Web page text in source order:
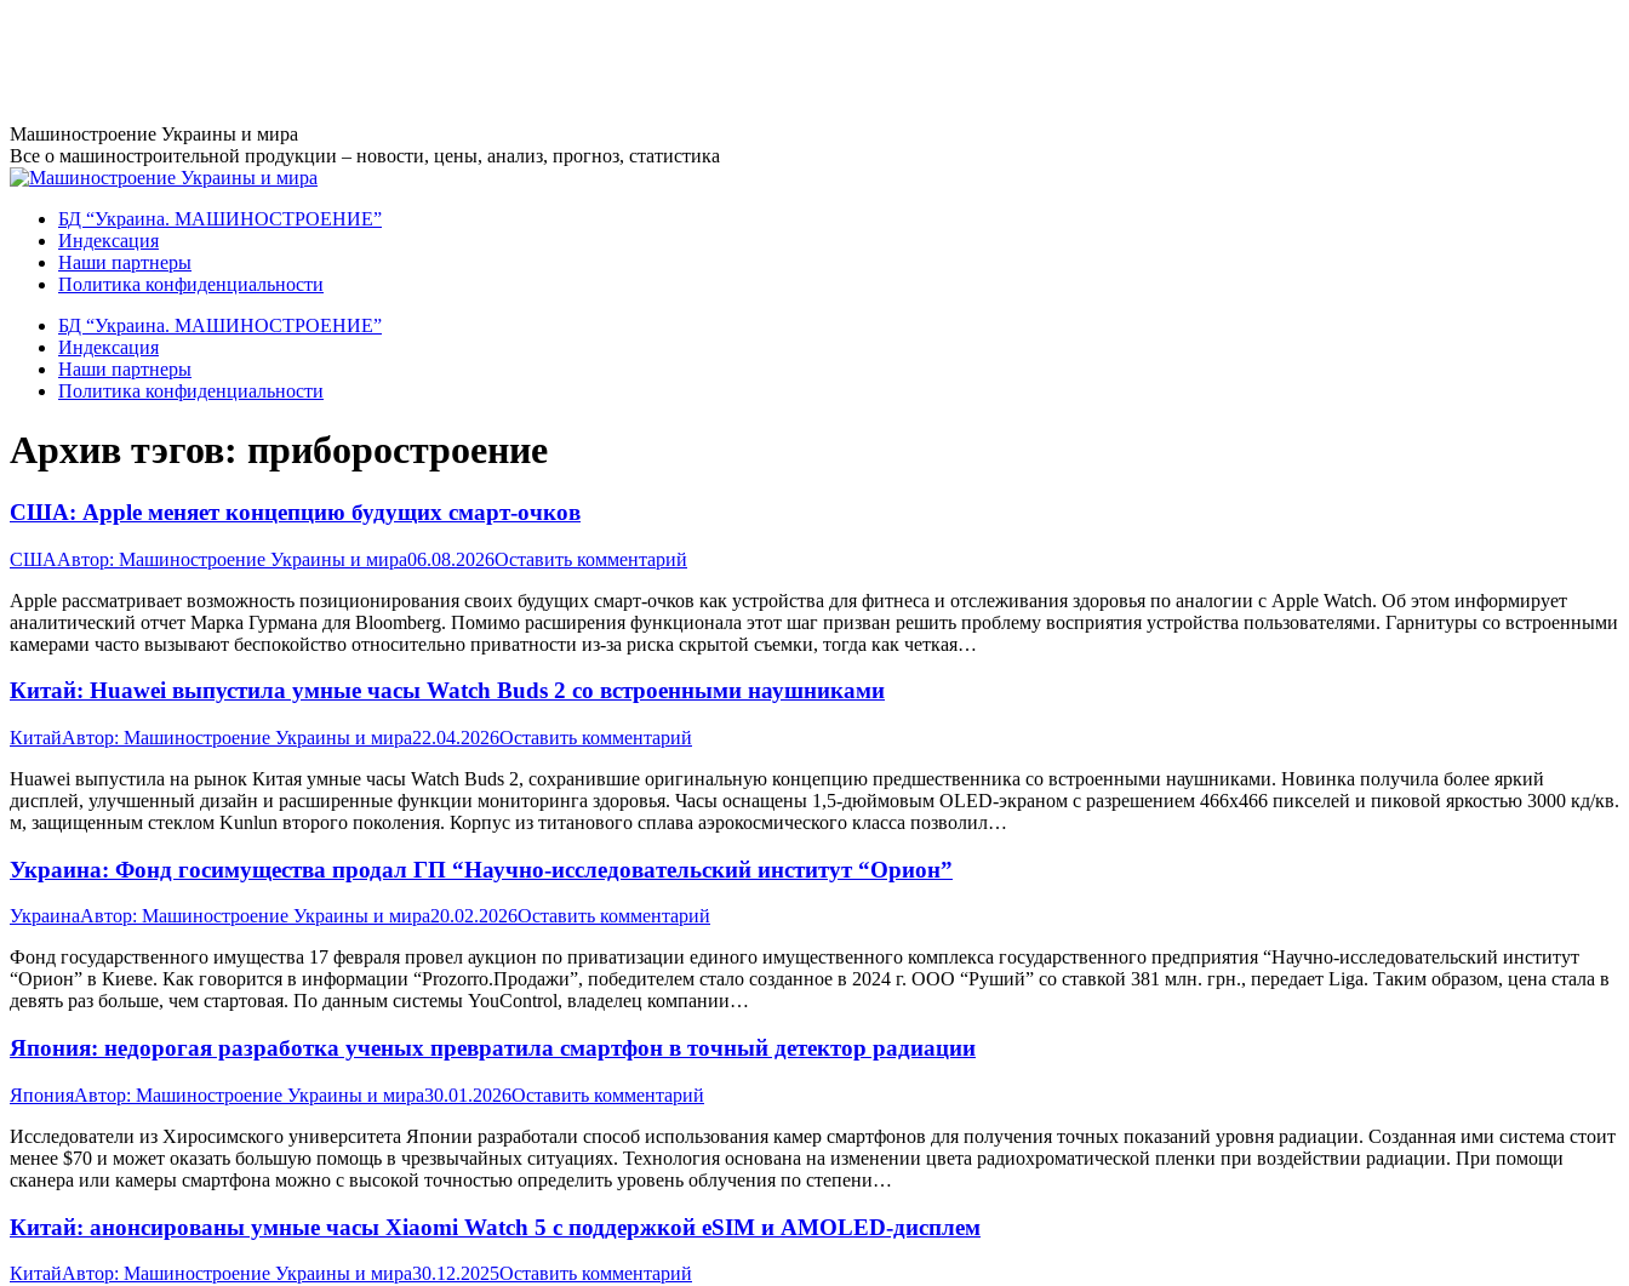
Перейти
к
содержанию
Машиностроение Украины и мира
Все о машиностроительной продукции – новости, цены, анализ, прогноз, статистика
БД “Украина. МАШИНОСТРОЕНИЕ”
Индекcация
Наши партнеры
Политика конфиденциальности
БД “Украина. МАШИНОСТРОЕНИЕ”
Индекcация
Наши партнеры
Политика конфиденциальности
Архив тэгов: приборостроение
США: Apple меняет концепцию будущих смарт-очков
СШААвтор: Машиностроение Украины и мира06.08.2026Оставить комментарий
Apple рассматривает возможность позиционирования своих будущих смарт-очков как устройства для фитнеса и отслеживания здоровья по аналогии с Apple Watch. Об этом информирует
аналитический отчет Марка Гурмана для Bloomberg. Помимо расширения функционала этот шаг призван решить проблему восприятия устройства пользователями. Гарнитуры со встроенными
камерами часто вызывают беспокойство относительно приватности из-за риска скрытой съемки, тогда как четкая…
Китай: Huawei выпустила умные часы Watch Buds 2 со встроенными наушниками
КитайАвтор: Машиностроение Украины и мира22.04.2026Оставить комментарий
Huawei выпустила на рынок Китая умные часы Watch Buds 2, сохранившие оригинальную концепцию предшественника со встроенными наушниками. Новинка получила более яркий
дисплей, улучшенный дизайн и расширенные функции мониторинга здоровья. Часы оснащены 1,5-дюймовым OLED-экраном с разрешением 466х466 пикселей и пиковой яркостью 3000 кд/кв.
м, защищенным стеклом Kunlun второго поколения. Корпус из титанового сплава аэрокосмического класса позволил…
Украина: Фонд госимущества продал ГП “Научно-исследовательский институт “Орион”
УкраинаАвтор: Машиностроение Украины и мира20.02.2026Оставить комментарий
Фонд государственного имущества 17 февраля провел аукцион по приватизации единого имущественного комплекса государственного предприятия “Научно-исследовательский институт
“Орион” в Киеве. Как говорится в информации “Prozorro.Продажи”, победителем стало созданное в 2024 г. ООО “Руший” со ставкой 381 млн. грн., передает Liga. Таким образом, цена стала в
девять раз больше, чем стартовая. По данным системы YouControl, владелец компании…
Япония: недорогая разработка ученых превратила смартфон в точный детектор радиации
ЯпонияАвтор: Машиностроение Украины и мира30.01.2026Оставить комментарий
Исследователи из Хиросимского университета Японии разработали способ использования камер смартфонов для получения точных показаний уровня радиации. Созданная ими система стоит
менее $70 и может оказать большую помощь в чрезвычайных ситуациях. Технология основана на изменении цвета радиохроматической пленки при воздействии радиации. При помощи
сканера или камеры смартфона можно с высокой точностью определить уровень облучения по степени…
Китай: анонсированы умные часы Xiaomi Watch 5 с поддержкой eSIM и AMOLED-дисплем
КитайАвтор: Машиностроение Украины и мира30.12.2025Оставить комментарий